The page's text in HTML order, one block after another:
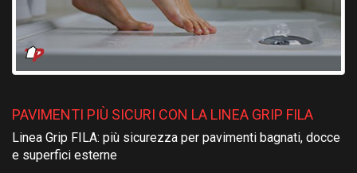
PAVIMENTI PIÙ SICURI CON LA LINEA GRIP FILA
Linea Grip FILA: più sicurezza per pavimenti bagnati, docce
e superfici esterne